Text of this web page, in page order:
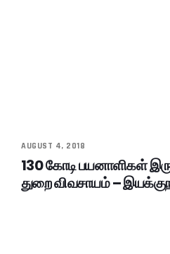
AUGUST 4, 2018
130 கோடி பயனாளிகள்
துறை விவசாயம் –